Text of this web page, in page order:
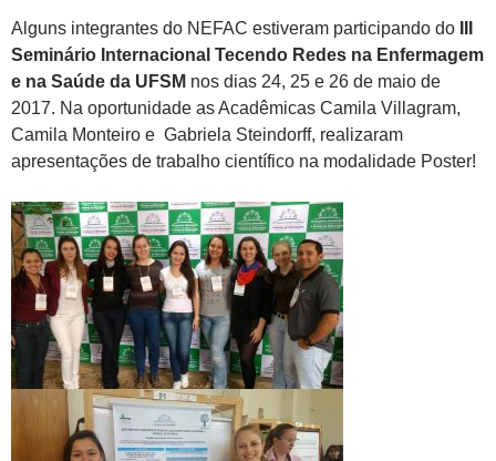
Alguns integrantes do NEFAC estiveram participando do
Seminário Internacional Tecendo Redes na Enfermagem
e na Saúde da UFSM nos dias 24, 25 e 26 de maio de
2017. Na oportunidade as Acadêmicas Camila Villagram,
Camila Monteiro e Gabriela Steindorff, realizaram
apresentações de trabalho científico na modalidade Poster!